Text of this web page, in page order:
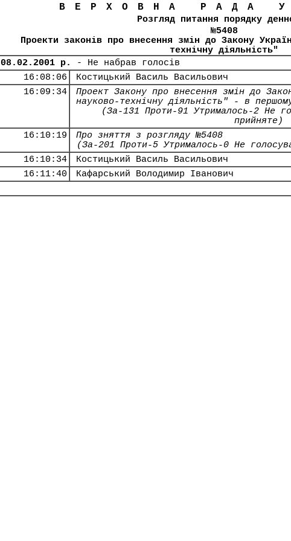
ВЕРХОВНА РАДА
Розгляд питання порядку
№5408
Проекти законів про внесення змін до Закону
технічну діяльність"
08.02.2001 р.
- Не набрав голосів
16:08:06
Костицький Василь Васильович
16:09:34
Проект Закону про внесення змін до
науково-технічну діяльність" - в
(За-131 Проти-91 Утрималось-2 Не
прийняте)
16:10:19
Про зняття з розгляду №5408
(За-201 Проти-5 Утрималось-0 Не
16:10:34
Костицький Василь Васильович
16:11:40
Кафарський Володимир Іванович